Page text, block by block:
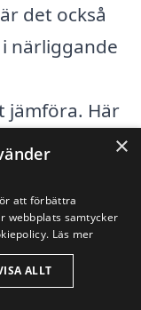
det också
närliggande
jämföra. Här
kan hitta
×
att förbättra
webbplats samtycker
Läs mer
ALLT